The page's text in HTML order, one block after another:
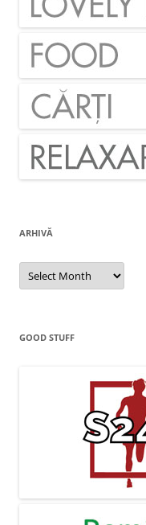
ARHIVĂ
Arhivă
GOOD STUFF